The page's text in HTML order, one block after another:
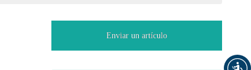
Enviar un artículo